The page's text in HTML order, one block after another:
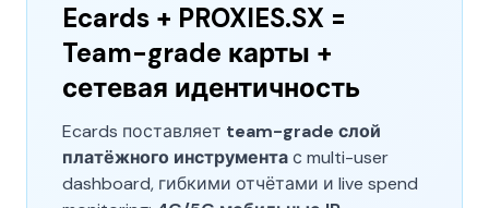
Ecards + PROXIES.SX =
Team-grade карты +
сетевая идентичность
Ecards поставляет team-grade слой
платёжного инструментас multi-user
dashboard, гибкими отчётами и live spend